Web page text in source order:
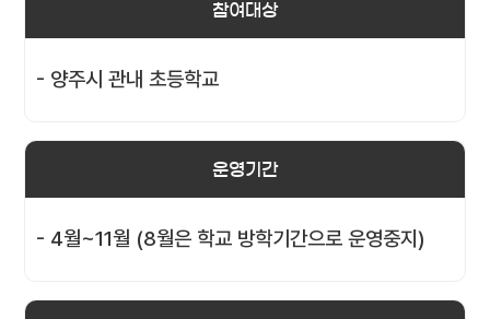
참여대상
- 양주시 관내 초등학교
운영기간
- 4월~11월 (8월은 학교 방학기간으로 운영중지)